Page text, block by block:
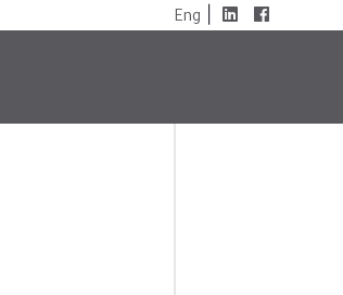
Eng